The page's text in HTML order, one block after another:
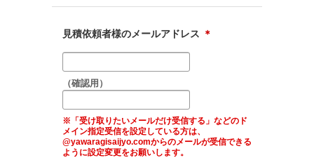
見積依頼者様のメールアドレス ＊
（確認用）
※「受け取りたいメールだけ受信する」などのド
メイン指定受信を設定している方は、
@yawaragisaijyo.comからのメールが受信できる
ように設定変更をお願いします。